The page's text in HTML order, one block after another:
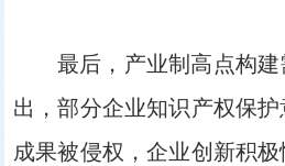
最后，产业制高点构
出，部分企业知识产权保
成果被侵权，企业创新积极